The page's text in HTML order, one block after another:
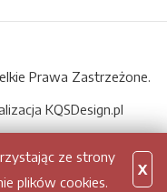
Prawa Zastrzeżone.
KQSDesign.pl
ze strony
plików cookies.
X